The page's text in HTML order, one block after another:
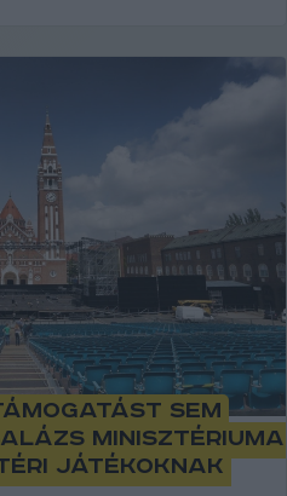
sem
minisztériuma
Játékoknak